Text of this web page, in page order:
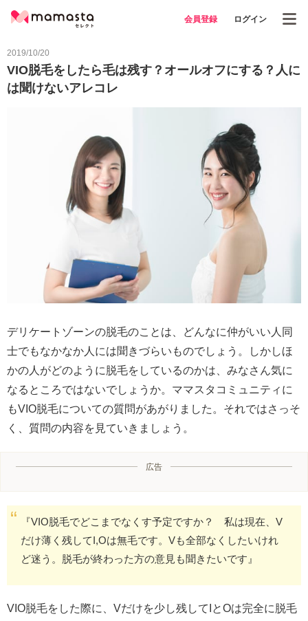
会員登録 ログイン
2019/10/20
VIO脱毛をしたら毛は残す？オールオフにする？人に
は聞けないアレコレ
デリケートゾーンの脱毛のことは、どんなに仲がいい人同
士でもなかなか人には聞きづらいものでしょう。しかしほ
かの人がどのように脱毛をしているのかは、みなさん気に
なるところではないでしょうか。ママスタコミュニティに
もVIO脱毛についての質問があがりました。それではさっそ
く、質問の内容を見ていきましょう。
広告
『VIO脱毛でどこまでなくす予定ですか？ 私は現在、V
だけ薄く残してI,Oは無毛です。Vも全部なくしたいけれ
ど迷う。脱毛が終わった方の意見も聞きたいです』
VIO脱毛をした際に、Vだけを少し残してIとOは完全に脱毛